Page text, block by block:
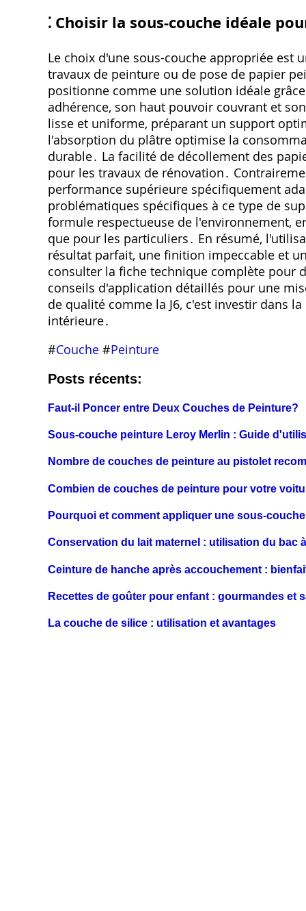
⁚ Choisir la sous-couche idéale
Le choix d'une sous-couche appropriée est
travaux de peinture ou de pose de papier
positionne comme une solution idéale
adhérence‚ son haut pouvoir couvrant et
lisse et uniforme‚ préparant un support
l'absorption du plâtre optimise la
durable․ La facilité de décollement des
pour les travaux de rénovation․
performance supérieure spécifiquement
problématiques spécifiques à ce type de
formule respectueuse de l'environnement‚
que pour les particuliers․ En résumé‚
résultat parfait‚ une finition impeccable et
consulter la fiche technique complète pour
conseils d'application détaillés pour une
de qualité comme la J6‚ c'est investir dans
intérieure․
#Couche #Peinture
Posts récents:
Faut-il Poncer entre Deux Couches de Peinture?
Sous-couche peinture Leroy Merlin : Guide
Nombre de couches de peinture au pistolet
Combien de couches de peinture pour votre
Pourquoi et comment appliquer une sous-
Conservation du lait maternel : utilisation du bac
Ceinture de hanche après accouchement :
Recettes de goûter pour enfant : gourmandes et
La couche de silice : utilisation et avantages